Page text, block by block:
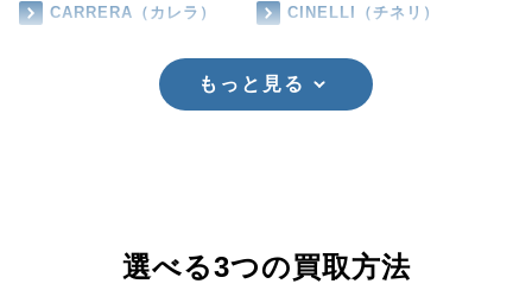
CARRERA（カレラ） CINELLI（チネリ）
もっと見る
選べる3つの買取方法